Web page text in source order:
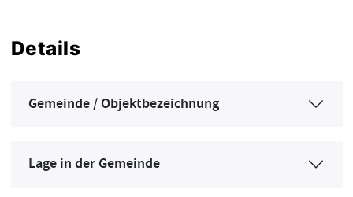
Details
Gemeinde / Objektbezeichnung
Lage in der Gemeinde